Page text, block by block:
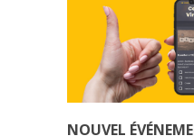
NOUVEL